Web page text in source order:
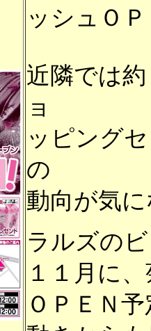
ッシュＯ
近隣では
ョ
ッピング
の
動向が気
ラルズの
１１月に
ＯＰＥＮ